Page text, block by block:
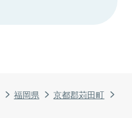
福岡県
京都郡苅田町